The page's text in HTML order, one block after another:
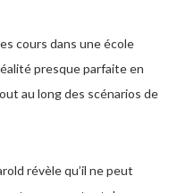
cours dans une école
presque parfaite en
au long des scénarios de
révèle qu’il ne peut